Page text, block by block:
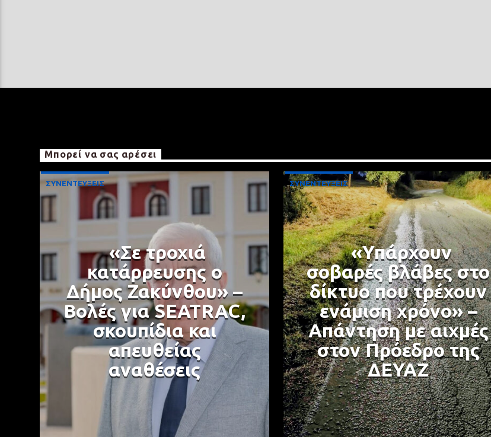
Μπορεί να σας αρέσει
ΣΥΝΕΝΤΕΥΞΕΙΣ
«Σε τροχιά
κατάρρευσης ο
Δήμος Ζακύνθου» –
Βολές για SEATRAC,
σκουπίδια και
απευθείας
αναθέσεις
ΣΥΝΕΝΤΕΥΞΕΙΣ
«Υπάρχουν
σοβαρές βλάβες στο
δίκτυο που τρέχουν
ενάμιση χρόνο» –
Απάντηση με αιχμές
στον Πρόεδρο της
ΔΕΥΑΖ